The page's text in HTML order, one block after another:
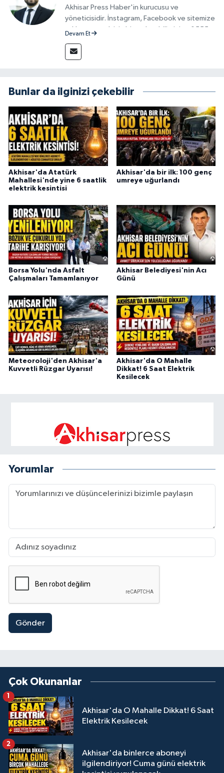
Akhisar Press Haber'in kurucusu ve
yöneticisidir. İnstagram, Facebook ve sitemize
reklam vermek için bize ulaşabilirsiniz - 0555
Devam Et
Bunlar da ilginizi çekebilir
Akhisar'da Atatürk
Mahallesi'nde yine 6 saatlik
elektrik kesintisi
Akhisar'da bir ilk: 100 genç
umreye uğurlandı
Borsa Yolu'nda Asfalt
Çalışmaları Tamamlanıyor
Akhisar Belediyesi'nin Acı
Günü
Meteoroloji'den Akhisar'a
Kuvvetli Rüzgar Uyarısı!
Akhisar'da O Mahalle
Dikkat! 6 Saat Elektrik
Kesilecek
Yorumlar
Gönder
Çok Okunanlar
Akhisar'da O Mahalle Dikkat! 6 Saat
Elektrik Kesilecek
Akhisar'da binlerce aboneyi
ilgilendiriyor! Cuma günü elektrik
2